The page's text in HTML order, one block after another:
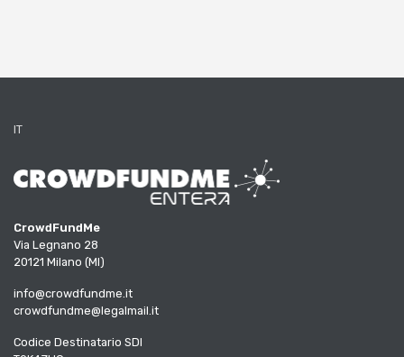
IT
CrowdFundMe
Via Legnano 28
20121 Milano (MI)
info@crowdfundme.it
crowdfundme@legalmail.it
Codice Destinatario SDI